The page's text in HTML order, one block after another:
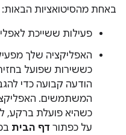
באחת מהסיטואציות הבאות:
פעילות ששייכת
האפליקציה שלך
כששירות שפועל
הודעה קבועה כדי
המשתמשים.
כשהיא פועלת
על כפתור דף הבית